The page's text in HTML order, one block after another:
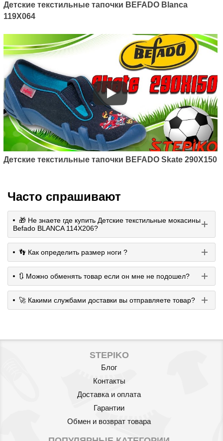
Детские текстильные тапочки BEFADO Blanca
119X064
Детские текстильные тапочки BEFADO Skate 290X150
Часто спрашивают
🎁 Не знаете где купить Детские текстильные мокасины
Befado BLANCA 114X206?
👣 Как определить размер ноги ?
🔃 Можно обменять товар если он мне не подошел?
🚀 Какими службами доставки вы отправляете товар?
STEPIKO
Блог
Контакты
Доставка и оплата
Гарантии
Обмен и возврат товара